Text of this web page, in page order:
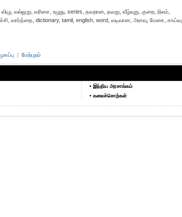
வல்லுறு, வரிசை, உழுது, series, தவறான, தவறு, வீழ்வுறு, குறை, நிலம்,
வார்த்தை, dictionary, tamil, english, word, வடிவான, அளவு, மேசை, சாய்வு,
| மேற்புறம்
• இந்திய அரசாங்கம்
• கலைச்சொற்கள்